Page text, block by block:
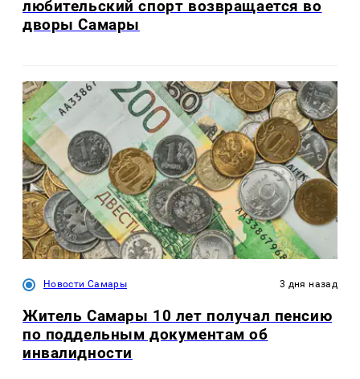
любительский спорт возвращается во
дворы Самары
Новости Самары 3 дня назад
Житель Самары 10 лет получал пенсию
по поддельным документам об
инвалидности